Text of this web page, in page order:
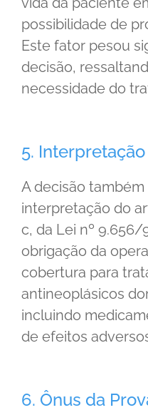
possibilidade de
Este fator pesou
decisão,
necessidade do
5.
A decisão
interpretação do
c, da Lei nº
obrigação da
cobertura para
antineoplásicos
incluindo
de efeitos
6. Ônus da